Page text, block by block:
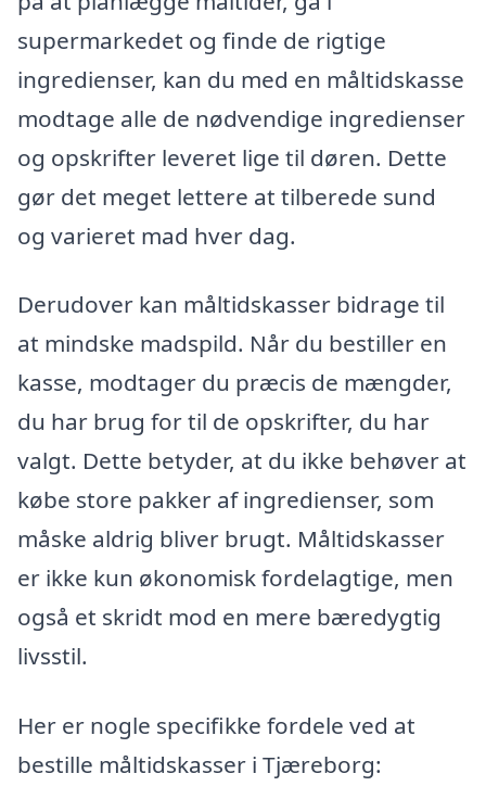
supermarkedet og finde de rigtige
ingredienser, kan du med en måltidskasse
modtage alle de nødvendige ingredienser
og opskrifter leveret lige til døren. Dette
gør det meget lettere at tilberede sund
og varieret mad hver dag.
Derudover kan måltidskasser bidrage til
at mindske madspild. Når du bestiller en
kasse, modtager du præcis de mængder,
du har brug for til de opskrifter, du har
valgt. Dette betyder, at du ikke behøver at
købe store pakker af ingredienser, som
måske aldrig bliver brugt. Måltidskasser
er ikke kun økonomisk fordelagtige, men
også et skridt mod en mere bæredygtig
livsstil.
Her er nogle specifikke fordele ved at
bestille måltidskasser i Tjæreborg: